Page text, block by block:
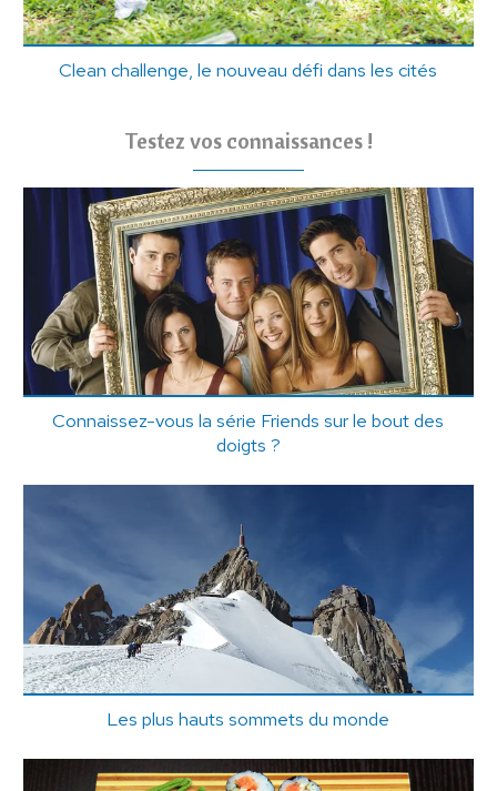
Clean challenge, le nouveau défi dans les cités
Testez vos connaissances !
Connaissez-vous la série Friends sur le bout des
doigts ?
Les plus hauts sommets du monde